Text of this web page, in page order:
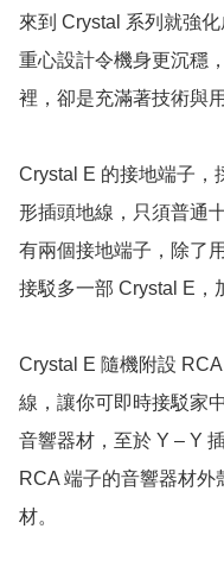
來到 Crystal 系列就強
重心設計令機身更沉穩
裡，卻是充滿著技術與用
Crystal E 的接地端子，
形插頭地線，只須普通
有兩個接地端子，除了
接駁多一部 Crystal E，
Crystal E 隨機附設
線，讓你可即時接駁家
音響器材，至於 Y – Y
RCA 端子的音響器材
材。